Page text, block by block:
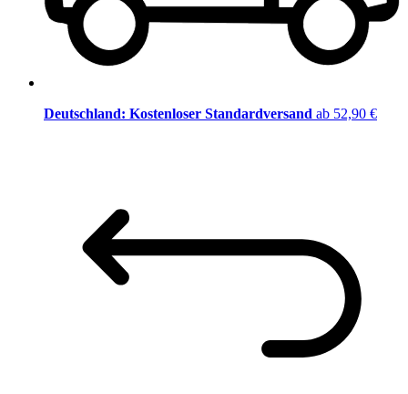
Deutschland: Kostenloser Standardversand ab 52,90 €